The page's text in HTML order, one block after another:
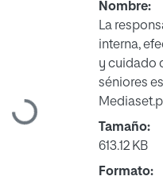
Cargando...
Nombre:
La
interna,
y cuidado
séniores
Tamaño:
613.12 KB
Formato: